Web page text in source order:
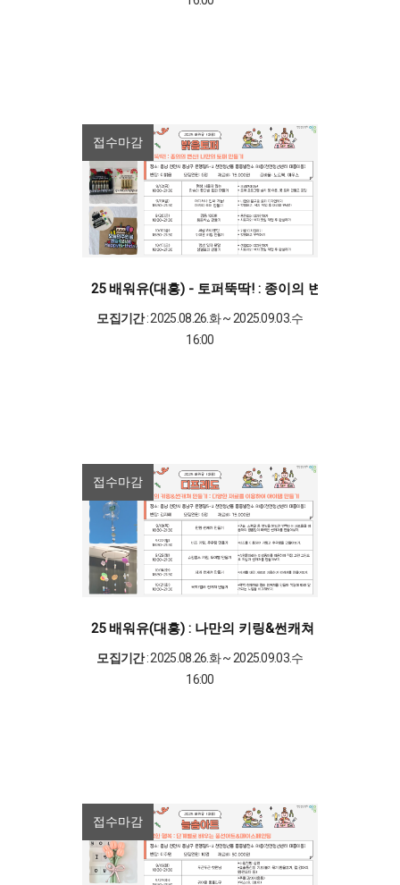
25 배워유(대흥) - 토퍼뚝딱! : 종이의 변신! 나만의
모집기간: 2025.08.26.화 ~ 2025.09.03.수
16:00
접수마감
25 배워유(대흥) : 나만의 키링&썬캐쳐 만들기 : 다
모집기간: 2025.08.26.화 ~ 2025.09.03.수
16:00
접수마감
접수마감